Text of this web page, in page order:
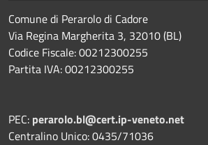
Comune di Perarolo di Cadore
Via Regina Margherita 3, 32010 (BL)
Codice Fiscale: 00212300255
Partita IVA: 00212300255
PEC: perarolo.bl@cert.ip-veneto.net
Centralino Unico: 0435/71036